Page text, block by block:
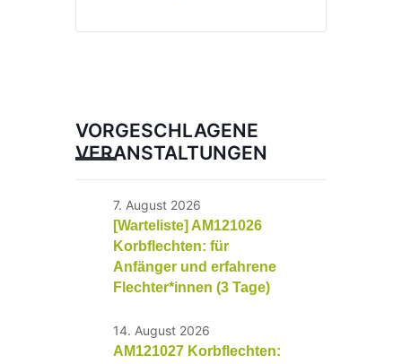
VORGESCHLAGENE
VERANSTALTUNGEN
7. August 2026
[Warteliste] AM121026
Korbflechten: für
Anfänger und erfahrene
Flechter*innen (3 Tage)
14. August 2026
AM121027 Korbflechten: